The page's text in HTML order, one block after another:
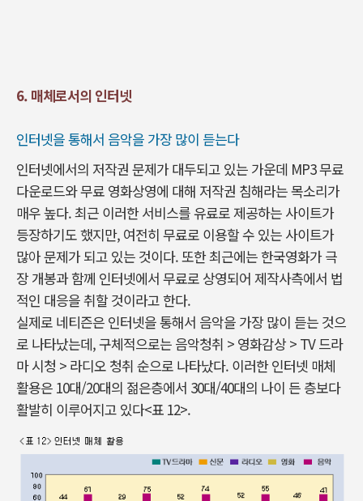
6. 매체로서의 인터넷
인터넷을 통해서 음악을 가장 많이 듣는다
인터넷에서의 저작권 문제가 대두되고 있는 가운데 MP3 무료
다운로드와 무료 영화상영에 대해 저작권 침해라는 목소리가
매우 높다. 최근 이러한 서비스를 유료로 제공하는 사이트가
등장하기도 했지만, 여전히 무료로 이용할 수 있는 사이트가
많아 문제가 되고 있는 것이다. 또한 최근에는 한국영화가 극
장 개봉과 함께 인터넷에서 무료로 상영되어 제작사측에서 법
적인 대응을 취할 것이라고 한다.
실제로 네티즌은 인터넷을 통해서 음악을 가장 많이 듣는 것으
로 나타났는데, 구체적으로는 음악청취 > 영화감상 > TV 드라
마 시청 > 라디오 청취 순으로 나타났다. 이러한 인터넷 매체
활용은 10대/20대의 젊은층에서 30대/40대의 나이 든 층보다
활발히 이루어지고 있다<표 12>.